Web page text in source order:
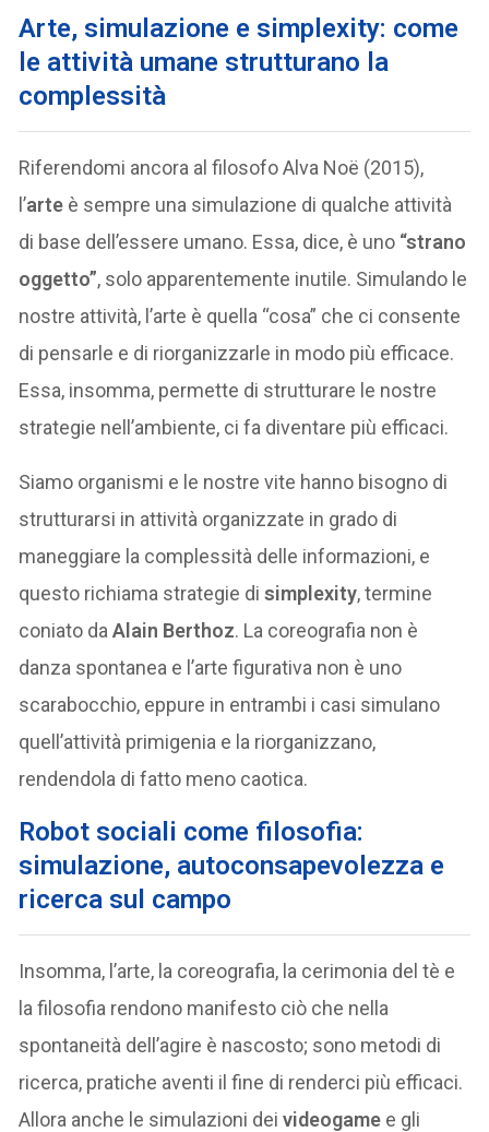
Arte, simulazione e simplexity: come
le attività umane strutturano la
complessità
Riferendomi ancora al filosofo Alva Noë (2015),
l’arte è sempre una simulazione di qualche attività
di base dell’essere umano. Essa, dice, è uno “strano
oggetto”, solo apparentemente inutile. Simulando le
nostre attività, l’arte è quella “cosa” che ci consente
di pensarle e di riorganizzarle in modo più efficace.
Essa, insomma, permette di strutturare le nostre
strategie nell’ambiente, ci fa diventare più efficaci.
Siamo organismi e le nostre vite hanno bisogno di
strutturarsi in attività organizzate in grado di
maneggiare la complessità delle informazioni, e
questo richiama strategie disimplexity, termine
coniato daAlain Berthoz. La coreografia non è
danza spontanea e l’arte figurativa non è uno
scarabocchio, eppure in entrambi i casi simulano
quell’attività primigenia e la riorganizzano,
rendendola di fatto meno caotica.
Robot sociali come filosofia:
simulazione, autoconsapevolezza e
ricerca sul campo
Insomma, l’arte, la coreografia, la cerimonia del tè e
la filosofia rendono manifesto ciò che nella
spontaneità dell’agire è nascosto; sono metodi di
ricerca, pratiche aventi il fine di renderci più efficaci.
Allora anche le simulazioni deivideogame e gli